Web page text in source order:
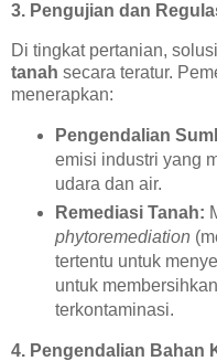
3. Pengujian dan
Di tingkat pertanian,
tanah secara teratur.
menerapkan:
Pengendalian
emisi industri yang
udara dan air.
Remediasi Tanah:
phytoremediation
tertentu untuk
untuk
terkontaminasi.
4. Pengendalian Bahan